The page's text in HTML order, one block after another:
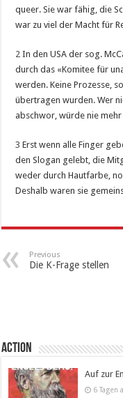
queer. Sie war fähig, die
war zu viel der Macht für
2 In den USA der sog.
durch das «Komitee für
werden. Keine Prozesse,
übertragen wurden. Wer
abschwor, würde nie
3 Erst wenn alle Finger
den Slogan gelebt, die
weder durch Hautfarbe,
Deshalb waren sie
Previous
Die K-Frage stellen
Action
Auf zur
6 Tagen